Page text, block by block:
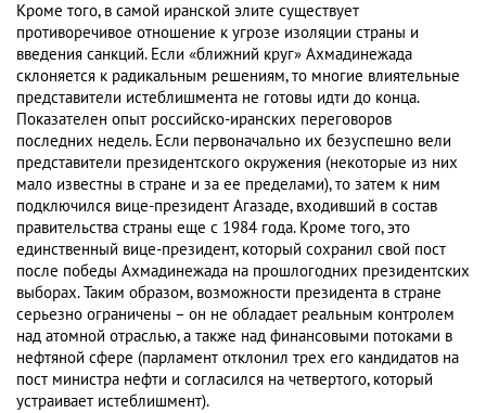
Кроме того, в самой иранской элите существует
противоречивое отношение к угрозе изоляции страны и
введения санкций. Если «ближний круг» Ахмадинежада
склоняется к радикальным решениям, то многие влиятельные
представители истеблишмента не готовы идти до конца.
Показателен опыт российско-иранских переговоров
последних недель. Если первоначально их безуспешно вели
представители президентского окружения (некоторые из них
мало известны в стране и за ее пределами), то затем к ним
подключился вице-президент Агазаде, входивший в состав
правительства страны еще с 1984 года. Кроме того, это
единственный вице-президент, который сохранил свой пост
после победы Ахмадинежада на прошлогодних президентских
выборах. Таким образом, возможности президента в стране
серьезно ограничены – он не обладает реальным контролем
над атомной отраслью, а также над финансовыми потоками в
нефтяной сфере (парламент отклонил трех его кандидатов на
пост министра нефти и согласился на четвертого, который
устраивает истеблишмент).